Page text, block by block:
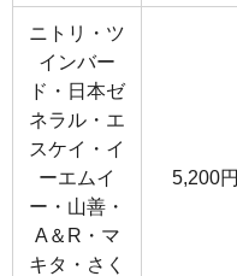
ニトリ・ツ
インバー
ド・日本ゼ
ネラル・エ
スケイ・イ
ーエムイ
ー・山善・
A＆R・マ
キタ・さく
5,200円